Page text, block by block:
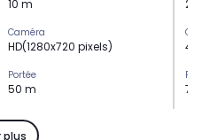
10 m
Caméra
HD(1280x720 pixels)
Portée
50 m
Autonomie (minutes)
7 min
4K
plus